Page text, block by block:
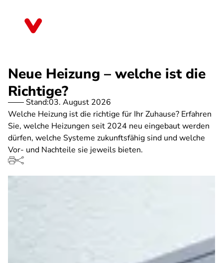
Neue Heizung – welche ist die
Richtige?
Stand:03. August 2026
Welche Heizung ist die richtige für Ihr Zuhause? Erfahren
Sie, welche Heizungen seit 2024 neu eingebaut werden
dürfen, welche Systeme zukunftsfähig sind und welche
Vor- und Nachteile sie jeweils bieten.